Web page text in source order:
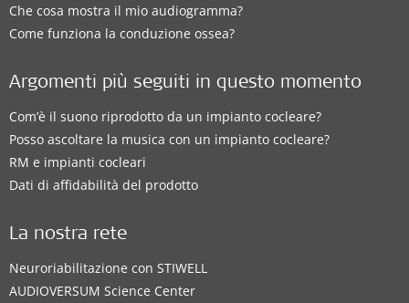
Che cosa mostra il mio audiogramma?
Come funziona la conduzione ossea?
Argomenti più seguiti in questo momento
Com’è il suono riprodotto da un impianto cocleare?
Posso ascoltare la musica con un impianto cocleare?
RM e impianti cocleari
Dati di affidabilità del prodotto
La nostra rete
Neuroriabilitazione con STIWELL
AUDIOVERSUM Science Center